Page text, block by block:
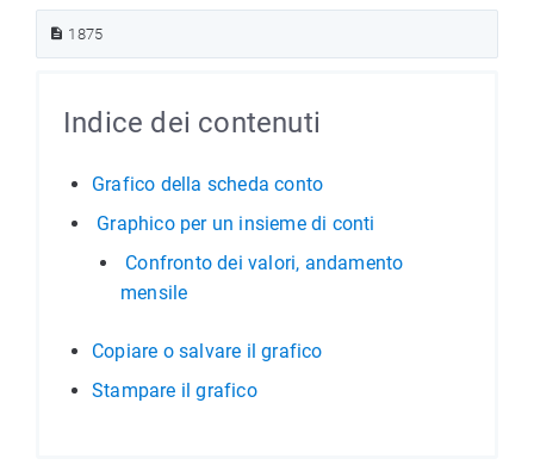
1875
Indice dei contenuti
Grafico della scheda conto
Graphico per un insieme di conti
Confronto dei valori, andamento
mensile
Copiare o salvare il grafico
Stampare il grafico